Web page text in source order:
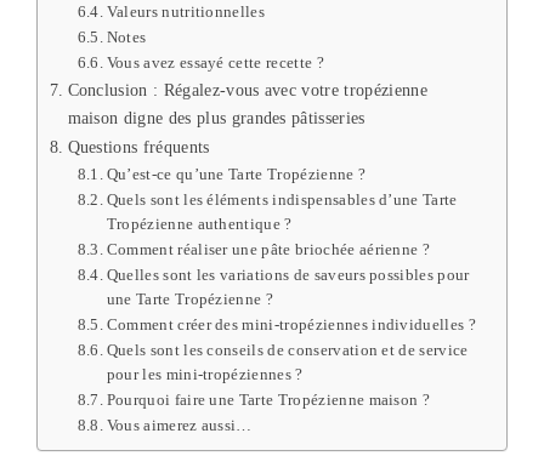
Valeurs nutritionnelles
Notes
Vous avez essayé cette recette ?
Conclusion : Régalez-vous avec votre tropézienne
maison digne des plus grandes pâtisseries
Questions fréquents
Qu’est-ce qu’une Tarte Tropézienne ?
Quels sont les éléments indispensables d’une Tarte
Tropézienne authentique ?
Comment réaliser une pâte briochée aérienne ?
Quelles sont les variations de saveurs possibles pour
une Tarte Tropézienne ?
Comment créer des mini-tropéziennes individuelles ?
Quels sont les conseils de conservation et de service
pour les mini-tropéziennes ?
Pourquoi faire une Tarte Tropézienne maison ?
Vous aimerez aussi…